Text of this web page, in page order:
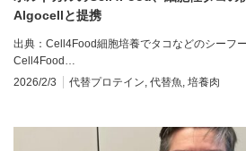
Algocellと提携
出典：Cell4Food細胞培養でタコなどのシーフ
Cell4Food…
2026/2/3
代替プロテイン, 代替魚, 培養肉